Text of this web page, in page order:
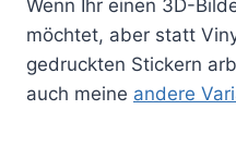
Wenn Ihr einen 3D-
möchtet, aber statt
gedruckten Stickern
auch meine andere